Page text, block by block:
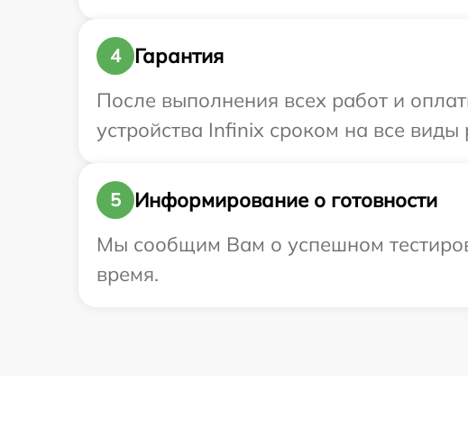
4
Гарантия
После выполнения всех работ и
устройства Infinix сроком на все виды
5
Информирование о готовности
Мы сообщим Вам о успешном
время.